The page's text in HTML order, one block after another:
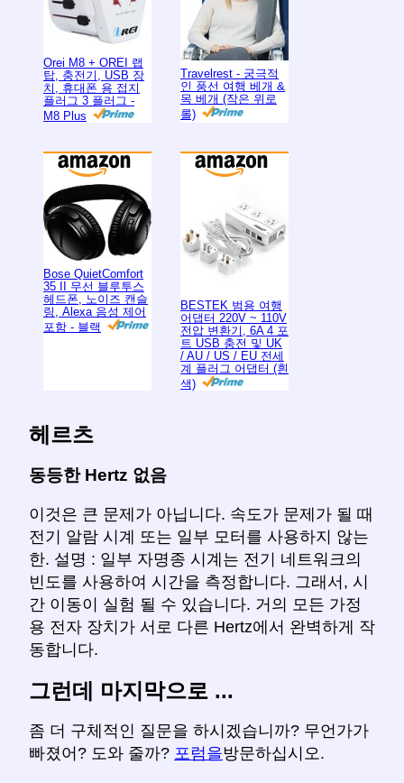
Orei M8 + OREI 랩
탑, 충전기, USB 장
치, 휴대폰 용 접지
플러그 3 플러그 -
M8 Plus
Travelrest - 궁극적
인 풍선 여행 베개 &
목 베개 (작은 위로
롤)
Bose QuietComfort
35 II 무선 블루투스
헤드폰, 노이즈 캔슬
링, Alexa 음성 제어
포함 - 블랙
BESTEK 범용 여행
어댑터 220V ~ 110V
전압 변환기, 6A 4 포
트 USB 충전 및 UK
/ AU / US / EU 전세
계 플러그 어댑터 (흰
색)
헤르츠
동등한 Hertz 없음
이것은 큰 문제가 아닙니다. 속도가 문제가 될 때
전기 알람 시계 또는 일부 모터를 사용하지 않는
한. 설명 : 일부 자명종 시계는 전기 네트워크의
빈도를 사용하여 시간을 측정합니다. 그래서, 시
간 이동이 실험 될 수 있습니다. 거의 모든 가정
용 전자 장치가 서로 다른 Hertz에서 완벽하게 작
동합니다.
그런데 마지막으로 ...
좀 더 구체적인 질문을 하시겠습니까? 무언가가
빠졌어? 도와 줄까? 포럼을방문하십시오.